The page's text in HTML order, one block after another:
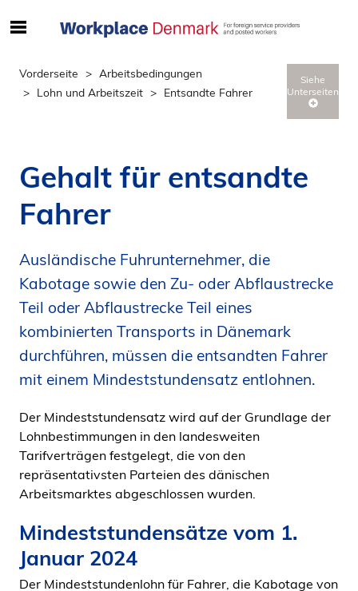
g
e
i
n
d
o
l
p
å
s
i
e
n
Vorderseite
Arbeitsbedingungen
Lohn und Arbeitszeit
Entsandte Fahrer
Siehe
Unterseiten
Gehalt für entsandte
Fahrer
Ausländische Fuhrunternehmer, die
Kabotage sowie den Zu- oder Abflaustrecke
Teil oder Abflaustrecke Teil eines
kombinierten Transports in Dänemark
durchführen, müssen die entsandten Fahrer
mit einem Mindeststundensatz entlohnen.
Der Mindeststundensatz wird auf der Grundlage der
Lohnbestimmungen in den landesweiten
Tarifverträgen festgelegt, die von den
repräsentativsten Parteien des dänischen
Arbeitsmarktes abgeschlossen wurden.
Mindeststundensätze vom 1.
Januar 2024
Der Mindeststundenlohn für Fahrer, die Kabotage von